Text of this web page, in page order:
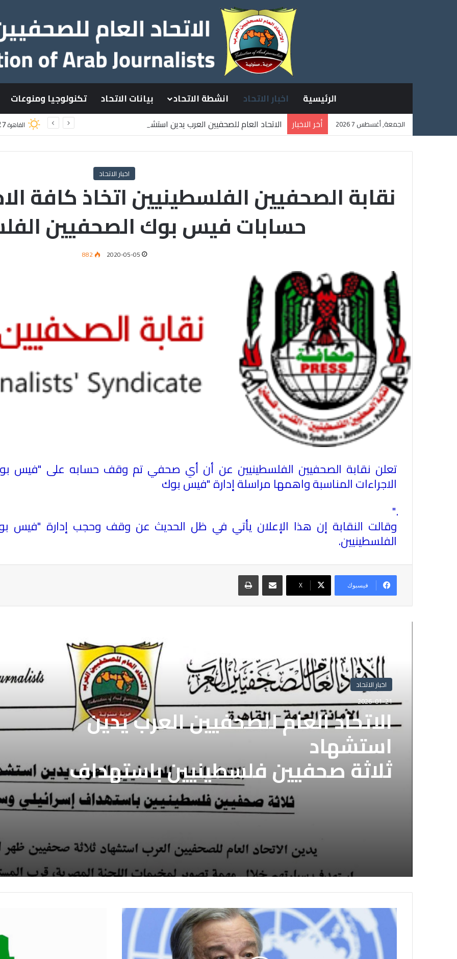
الرئيسية اخبار الاتحاد انشطة الاتحاد بيانات الاتحاد تكنولوجيا ومنوعات
الجمعة, أغسطس 7 2026 أخر الاخبار
الاتحاد العام للصحفيين العرب يدين استشهاد
القاهرة
اخبار الاتحاد
نقابة الصحفيين الفلسطينيين اتخاذ كافة
حسابات فيس بوك الصحفيين
2020-05-05
882
تعلن نقابة الصحفيين الفلسطينيين عن أن أي صحفي تم وقف حسابه على "فيس
الاجراءات المناسبة واهمها مراسلة إدارة "فيس بوك
".
وقالت النقابة إن هذا الإعلان يأتي في ظل الحديث عن وقف وحجب إدارة "فيس
الفلسطينيين.
فيسبوك X
مشاركة عبر البريد طباعة
اخبار الاتحاد
2026-01-21
الاتحاد العام للصحفيين العرب يدين
استشهاد
ثلاثة صحفيين فلسطينيين باستهداف
إسرائيلي وسط قطاع غزة